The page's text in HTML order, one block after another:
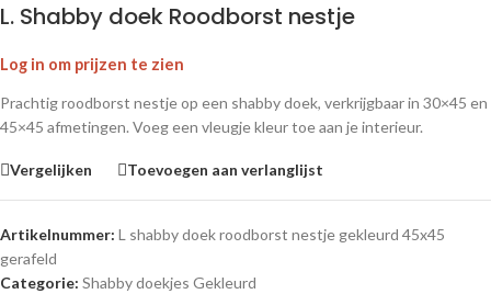
L. Shabby doek Roodborst nestje
Log in om prijzen te zien
Prachtig roodborst nestje op een shabby doek, verkrijgbaar in 30×45 en
45×45 afmetingen. Voeg een vleugje kleur toe aan je interieur.
Vergelijken Toevoegen aan verlanglijst
Artikelnummer: L shabby doek roodborst nestje gekleurd 45x45
gerafeld
Categorie: Shabby doekjes Gekleurd